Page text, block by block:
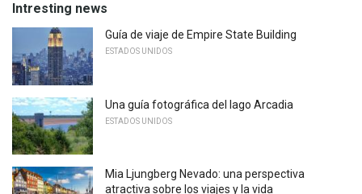
Intresting news
Guía de viaje de Empire State Building
ESTADOS UNIDOS
Una guía fotográfica del lago Arcadia
ESTADOS UNIDOS
Mia Ljungberg Nevado: una perspectiva
atractiva sobre los viajes y la vida